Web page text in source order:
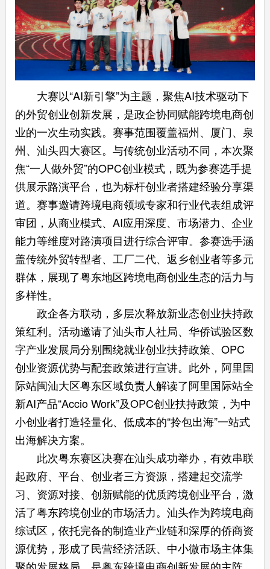
大赛以“AI新引擎”为主题，聚焦AI技术驱动下
的外贸创业创新发展，是政企协同赋能跨境电商创
业的一次生动实践。赛事范围覆盖福州、厦门、泉
州、汕头四大赛区。与传统创业活动不同，本次聚
焦“一人做外贸”的OPC创业模式，既为参赛选手提
供展示路演平台，也为标杆创业者搭建经验分享渠
道。赛事邀请跨境电商领域专家和行业代表组成评
审团，从商业模式、AI应用深度、市场潜力、企业
能力等维度对路演项目进行综合评审。参赛选手涵
盖传统外贸转型者、工厂二代、返乡创业者等多元
群体，展现了粤东地区跨境电商创业生态的活力与
多样性。
政企各方联动，多层次释放新业态创业扶持政
策红利。活动邀请了汕头市人社局、华侨试验区数
字产业发展局分别围绕就业创业扶持政策、OPC
创业资源优势与配套政策进行宣讲。此外，阿里国
际站闽汕大区粤东区域负责人解读了阿里国际站全
新AI产品“Accio Work”及OPC创业扶持政策，为中
小创业者打造轻量化、低成本的“拎包出海”一站式
出海解决方案。
此次粤东赛区决赛在汕头成功举办，有效串联
起政府、平台、创业者三方资源，搭建起交流学
习、资源对接、创新赋能的优质跨境创业平台，激
活了粤东跨境创业的市场活力。汕头作为跨境电商
综试区，依托完备的制造业产业链和深厚的侨商资
源优势，形成了民营经济活跃、中小微市场主体集